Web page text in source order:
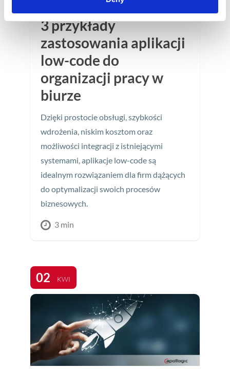
3 przykłady
zastosowania aplikacji
low-code do
organizacji pracy w
biurze
Dzięki prostocie obsługi, szybkości
wdrożenia, niskim kosztom oraz
możliwości integracji z istniejącymi
systemami, aplikacje low-code są
idealnym rozwiązaniem dla firm dążących
do optymalizacji swoich procesów
biznesowych.
3 min
02 KWI